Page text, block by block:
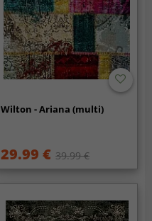
Wilton - Ariana (multi)
29.99 € 39.99 €